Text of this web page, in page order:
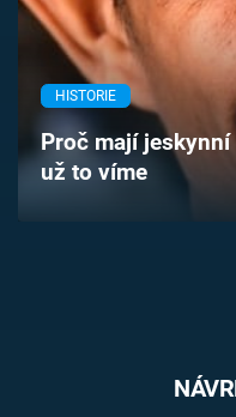
TV Program
Časopis
Sledujte prima+
HISTORIE
Proč mají
už to víme